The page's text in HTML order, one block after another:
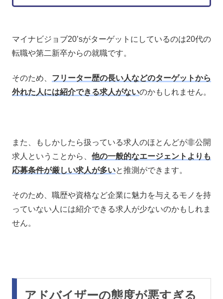
マイナビジョブ20’sがターゲットにしているのは20代の
転職や第二新卒からの就職です。
そのため、 フリーター歴の長い人などのターゲットから
外れた人には紹介できる求人がないのかもしれません。
また、もしかしたら扱っている求人のほとんどが非公開
求人ということから、 他の一般的なエージェントよりも
応募条件が厳しい求人が多いと推測ができます。
そのため、職歴や資格など企業に魅力を与えるモノを持
っていない人には紹介できる求人が少ないのかもしれま
せん。
アドバイザーの態度が悪すぎる